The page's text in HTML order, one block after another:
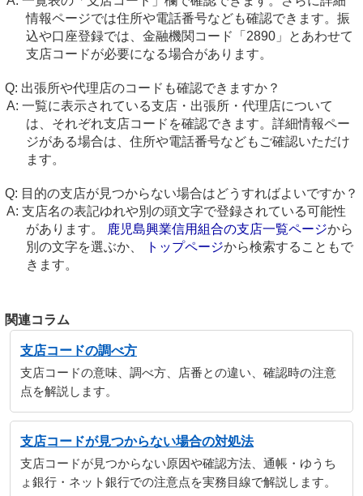
情報ページでは住所や電話番号なども確認できます。振
込や口座登録では、金融機関コード「2890」とあわせて
支店コードが必要になる場合があります。
出張所や代理店のコードも確認できますか？
一覧に表示されている支店・出張所・代理店について
は、それぞれ支店コードを確認できます。詳細情報ペー
ジがある場合は、住所や電話番号などもご確認いただけ
ます。
目的の支店が見つからない場合はどうすればよいですか？
支店名の表記ゆれや別の頭文字で登録されている可能性
があります。
鹿児島興業信用組合の支店一覧ページから
別の文字を選ぶか、
トップページから検索することもで
きます。
関連コラム
支店コードの調べ方
支店コードの意味、調べ方、店番との違い、確認時の注意
点を解説します。
支店コードが見つからない場合の対処法
支店コードが見つからない原因や確認方法、通帳・ゆうち
ょ銀行・ネット銀行での注意点を実務目線で解説します。